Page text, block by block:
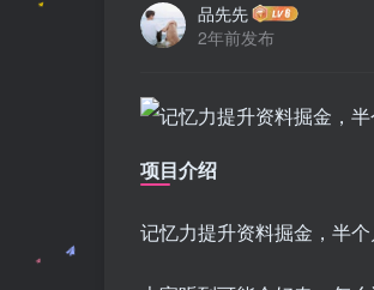
品先先
2年前发布
项目介绍
记忆力提升资料掘金，半